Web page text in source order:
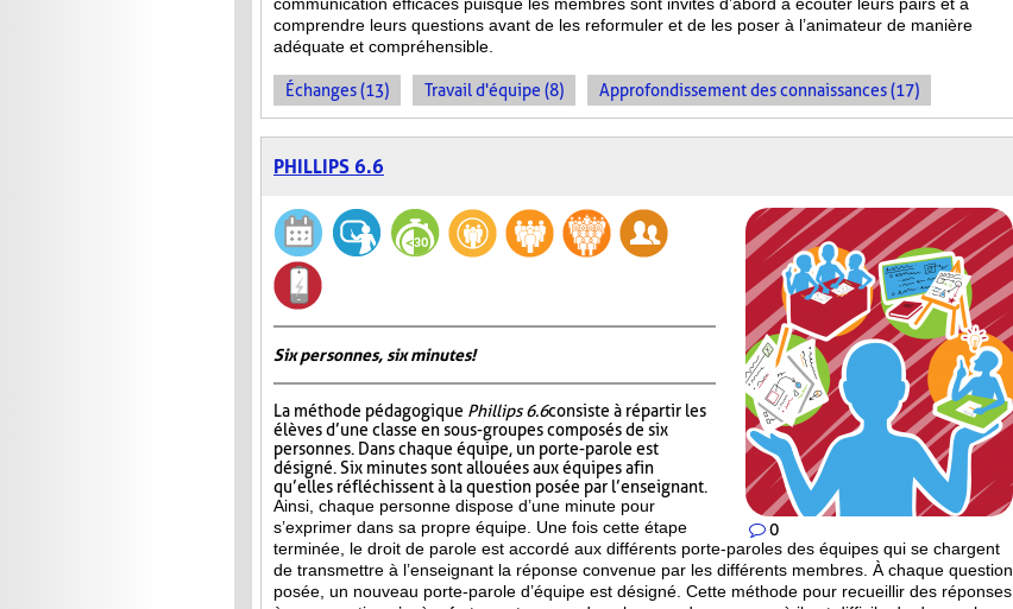
communication efficaces puisque les membres sont invités d’abord à écouter leurs pairs et à
comprendre leurs questions avant de les reformuler et de les poser à l’animateur de manière
adéquate et compréhensible.
Échanges (13) Travail d'équipe (8) Approfondissement des connaissances (17)
PHILLIPS 6.6
0
Six personnes, six minutes!
La méthode pédagogique Phillips 6.6consiste à répartir les
élèves d’une classe en sous-groupes composés de six
personnes. Dans chaque équipe, un porte-parole est
désigné. Six minutes sont allouées aux équipes afin
qu’elles réfléchissent à la question posée par l’enseignant.
Ainsi, chaque personne dispose d’une minute pour
s’exprimer dans sa propre équipe. Une fois cette étape
terminée, le droit de parole est accordé aux différents porte-paroles des équipes qui se chargent
de transmettre à l’enseignant la réponse convenue par les différents membres. À chaque question
posée, un nouveau porte-parole d’équipe est désigné. Cette méthode pour recueillir des réponses